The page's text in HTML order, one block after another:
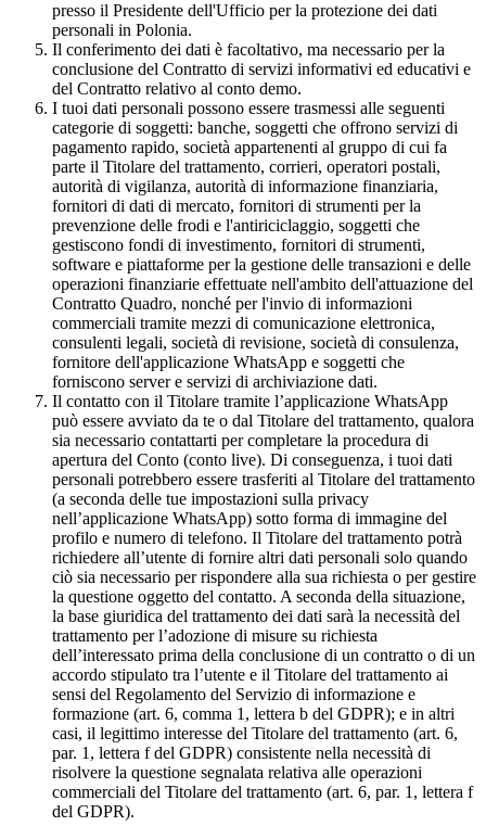
presso il Presidente dell'Ufficio per la protezione dei dati
personali in Polonia.
Il conferimento dei dati è facoltativo, ma necessario per la
conclusione del Contratto di servizi informativi ed educativi e
del Contratto relativo al conto demo.
I tuoi dati personali possono essere trasmessi alle seguenti
categorie di soggetti: banche, soggetti che offrono servizi di
pagamento rapido, società appartenenti al gruppo di cui fa
parte il Titolare del trattamento, corrieri, operatori postali,
autorità di vigilanza, autorità di informazione finanziaria,
fornitori di dati di mercato, fornitori di strumenti per la
prevenzione delle frodi e l'antiriciclaggio, soggetti che
gestiscono fondi di investimento, fornitori di strumenti,
software e piattaforme per la gestione delle transazioni e delle
operazioni finanziarie effettuate nell'ambito dell'attuazione del
Contratto Quadro, nonché per l'invio di informazioni
commerciali tramite mezzi di comunicazione elettronica,
consulenti legali, società di revisione, società di consulenza,
fornitore dell'applicazione WhatsApp e soggetti che
forniscono server e servizi di archiviazione dati.
Il contatto con il Titolare tramite l’applicazione WhatsApp
può essere avviato da te o dal Titolare del trattamento, qualora
sia necessario contattarti per completare la procedura di
apertura del Conto (conto live). Di conseguenza, i tuoi dati
personali potrebbero essere trasferiti al Titolare del trattamento
(a seconda delle tue impostazioni sulla privacy
nell’applicazione WhatsApp) sotto forma di immagine del
profilo e numero di telefono. Il Titolare del trattamento potrà
richiedere all’utente di fornire altri dati personali solo quando
ciò sia necessario per rispondere alla sua richiesta o per gestire
la questione oggetto del contatto. A seconda della situazione,
la base giuridica del trattamento dei dati sarà la necessità del
trattamento per l’adozione di misure su richiesta
dell’interessato prima della conclusione di un contratto o di un
accordo stipulato tra l’utente e il Titolare del trattamento ai
sensi del Regolamento del Servizio di informazione e
formazione (art. 6, comma 1, lettera b del GDPR); e in altri
casi, il legittimo interesse del Titolare del trattamento (art. 6,
par. 1, lettera f del GDPR) consistente nella necessità di
risolvere la questione segnalata relativa alle operazioni
commerciali del Titolare del trattamento (art. 6, par. 1, lettera f
del GDPR).